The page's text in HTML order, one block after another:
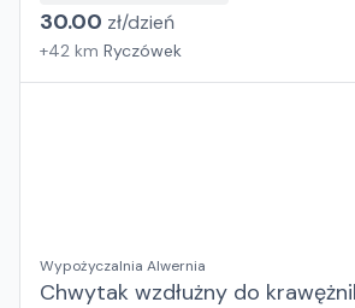
30.00 zł/dzień
+42 km Ryczówek
Wypożyczalnia Alwernia
Chwytak wzdłużny do